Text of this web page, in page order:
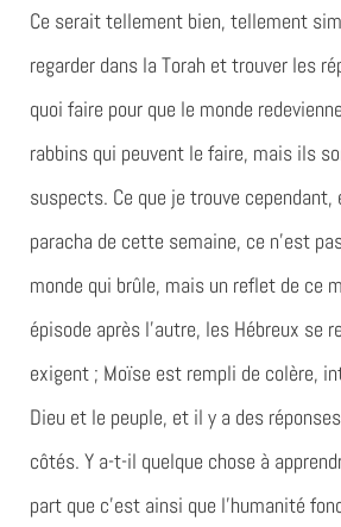
Ce serait tellement bien, tellement
regarder dans la Torah et trouver les
quoi faire pour que le monde
rabbins qui peuvent le faire, mais ils
suspects. Ce que je trouve cependant,
paracha de cette semaine, ce n’est
monde qui brûle, mais un reflet de ce
épisode après l’autre, les Hébreux se
exigent ; Moïse est rempli de colère,
Dieu et le peuple, et il y a des
côtés. Y a-t-il quelque chose à
part que c’est ainsi que l’humanité